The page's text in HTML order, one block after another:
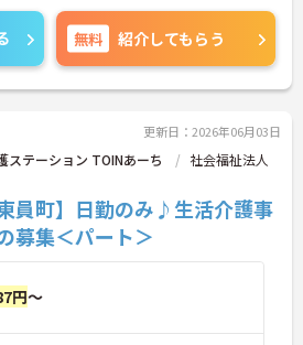
無料 紹介してもらう
更新日：2026年06月03日
ステーション TOINあーち
社会福祉法人
員町】日勤のみ♪生活介護事
募集＜パート＞
円～